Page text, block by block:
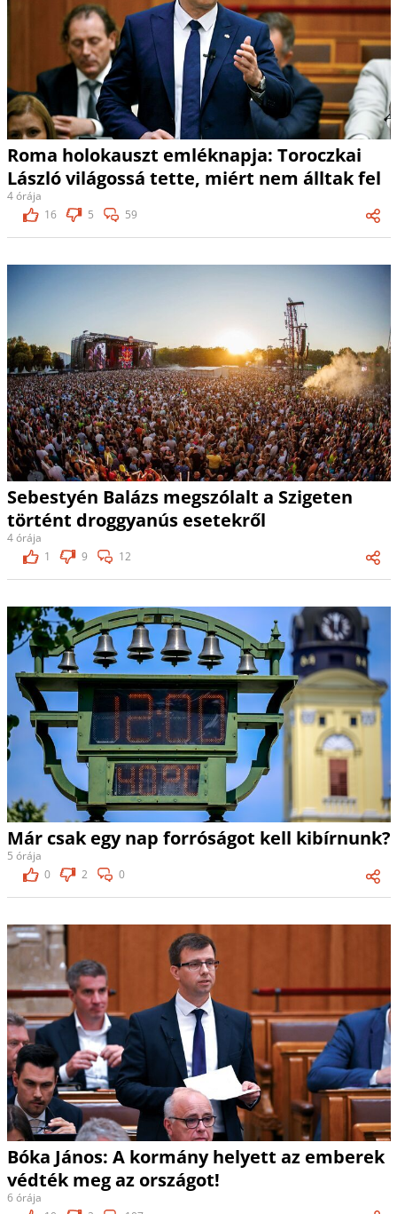
Roma holokauszt emléknapja: Toroczkai
László világossá tette, miért nem álltak fel
4 órája
16
5 59
Sebestyén Balázs megszólalt a Szigeten
történt droggyanús esetekről
4 órája
1
9 12
Már csak egy nap forróságot kell kibírnunk?
5 órája
0
2 0
Bóka János: A kormány helyett az emberek
védték meg az országot!
6 órája